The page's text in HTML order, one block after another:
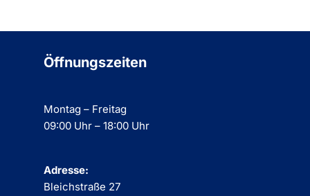
Öffnungszeiten
Montag – Freitag
09:00 Uhr – 18:00 Uhr
Adresse:
Bleichstraße 27